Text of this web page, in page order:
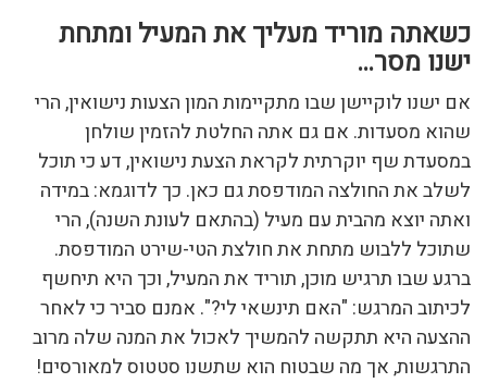
כשאתה מוריד מעליך את המעיל ומתחת
ישנו מסר…
אם ישנו לוקיישן שבו מתקיימות המון הצעות נישואין, הרי
שהוא מסעדות. אם גם אתה החלטת להזמין שולחן
במסעדת שף יוקרתית לקראת הצעת נישואין, דע כי תוכל
לשלב את החולצה המודפסת גם כאן. כך לדוגמא: במידה
ואתה יוצא מהבית עם מעיל (בהתאם לעונת השנה), הרי
שתוכל ללבוש מתחת את חולצת הטי-שירט המודפסת.
ברגע שבו תרגיש מוכן, תוריד את המעיל, וכך היא תיחשף
לכיתוב המרגש: "האם תינשאי לי?". אמנם סביר כי לאחר
ההצעה היא תתקשה להמשיך לאכול את המנה שלה מרוב
התרגשות, אך מה שבטוח הוא שתשנו סטטוס למאורסים!